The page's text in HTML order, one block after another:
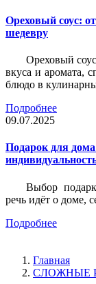
Ореховый соус:
шедевру
Ореховый
вкуса и аромата,
блюдо в
Подробнее
09.07.2025
Подарок для
Выбор
речь идёт о доме,
Подробнее
Главная
СЛОЖНЫЕ